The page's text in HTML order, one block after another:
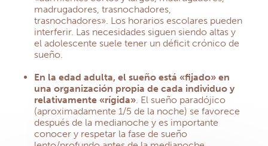
madrugadores, trasnochadores,
trasnochadores». Los horarios escolares pueden
interferir. Las necesidades siguen siendo altas y
el adolescente suele tener un déficit crónico de
sueño.
En la edad adulta, el sueño está «fijado» en
una organización propia de cada individuo y
relativamente «rígida». El sueño paradójico
(aproximadamente 1/5 de la noche) se favorece
después de la medianoche y es importante
conocer y respetar la fase de sueño